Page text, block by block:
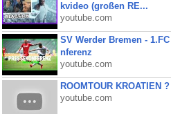
kvideo (großen RE...
youtube.com
SV Werder Bremen -
nferenz
youtube.com
ROOMTOUR KROATIEN
youtube.com